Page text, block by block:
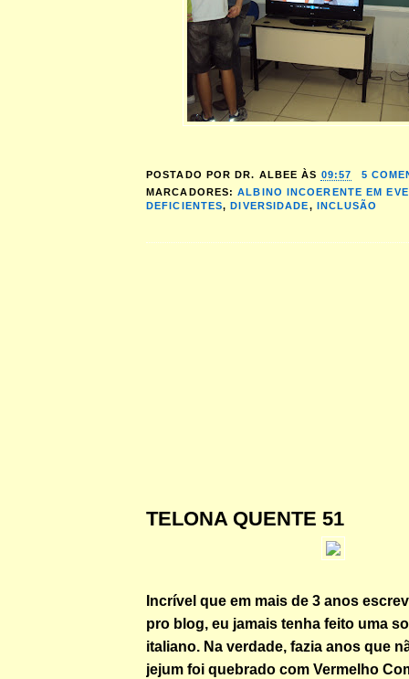
POSTADO POR DR. ALBEE ÀS 09:57
5
MARCADORES:ALBINO INCOERENTE EM
DEFICIENTES,DIVERSIDADE, INCLUSÃO
TELONA QUENTE 51
Incrível que em mais de 3 anos
pro blog, eu jamais tenha feito uma
italiano. Na verdade, fazia anos que
jejum foi quebrado com Vermelho